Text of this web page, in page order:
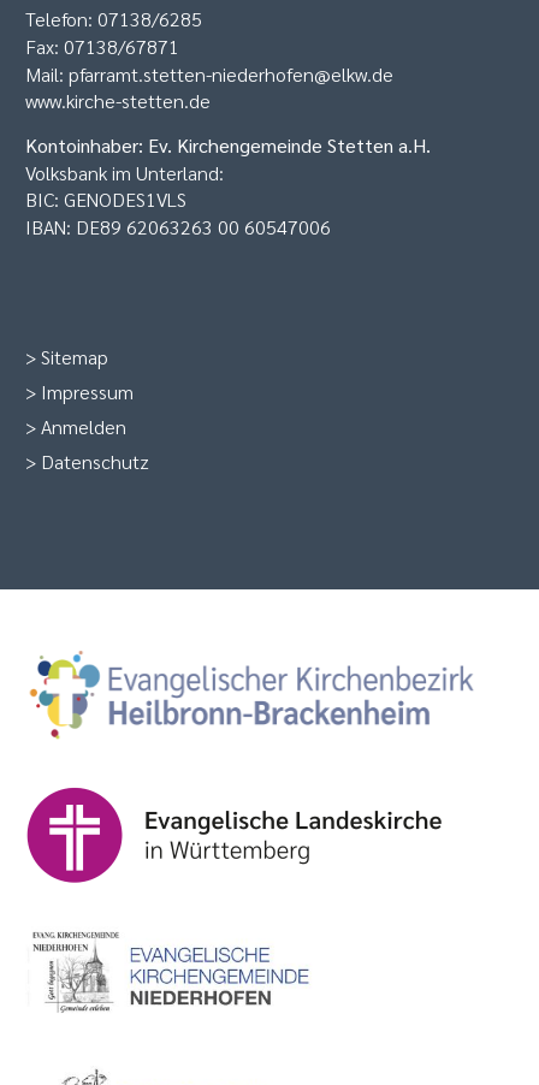
Telefon: 07138/6285
Fax: 07138/67871
Mail: pfarramt.stetten-niederhofen@elkw.de
www.kirche-stetten.de
Kontoinhaber: Ev. Kirchengemeinde Stetten a.H.
Volksbank im Unterland:
BIC: GENODES1VLS
IBAN: DE89 62063263 00 60547006
>Sitemap
> Impressum
>Anmelden
> Datenschutz